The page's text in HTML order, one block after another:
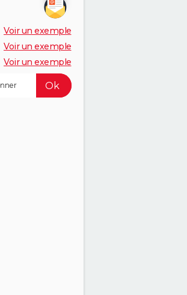
Voir un exemple
Voir un exemple
Voir un exemple